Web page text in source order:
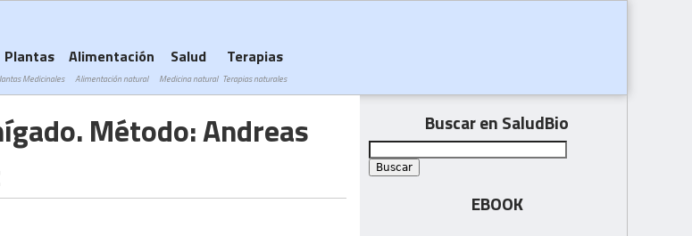
Método: Andreas
Plantas
Medicinales
Alimentación
Alimentación natural
Salud
Medicina natural
Terapias
Terapias naturales
Buscar en SaludBio
EBOOK